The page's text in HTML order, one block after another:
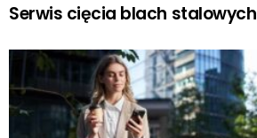
Serwis cięcia blach stalowych